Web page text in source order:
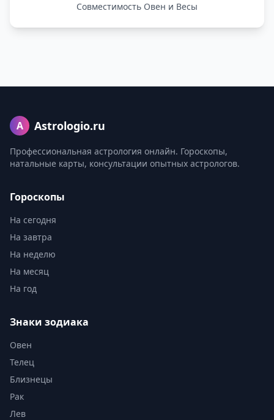
Совместимость Овен и Весы
A Astrologio.ru
Профессиональная астрология онлайн. Гороскопы,
натальные карты, консультации опытных астрологов.
Гороскопы
На сегодня
На завтра
На неделю
На месяц
На год
Знаки зодиака
Овен
Телец
Близнецы
Рак
Лев